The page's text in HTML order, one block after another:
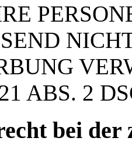
ABS. 2
bei